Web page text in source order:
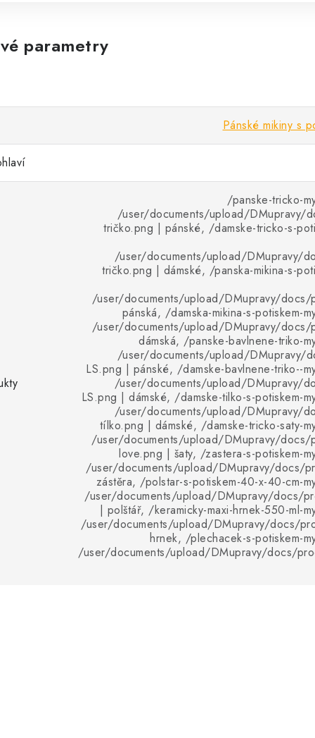
parametry
Pánské mikiny s
/panske-tricko-
/user/documents/upload/DMupravy/
tričko.png | pánské, /damske-tricko-s-
/user/documents/upload/DMupravy/
tričko.png | dámské, /panska-mikina-s-
/user/documents/upload/DMupravy/docs/
pánská, /damska-mikina-s-potiskem-
/user/documents/upload/DMupravy/docs/
dámská, /panske-bavlnene-triko-
/user/documents/upload/DMupravy/
LS.png | pánské, /damske-bavlnene-triko--
/user/documents/upload/DMupravy/
LS.png | dámské, /damske-tilko-s-potiskem-
/user/documents/upload/DMupravy/
tílko.png | dámské, /damske-tricko-saty-
/user/documents/upload/DMupravy/docs/
love.png | šaty, /zastera-s-potiskem-
/user/documents/upload/DMupravy/docs/
zástěra, /polstar-s-potiskem-40-x-40-cm-
/user/documents/upload/DMupravy/docs/
| polštář, /keramicky-maxi-hrnek-550-ml-
/user/documents/upload/DMupravy/docs/
hrnek, /plechacek-s-potiskem-
/user/documents/upload/DMupravy/docs/